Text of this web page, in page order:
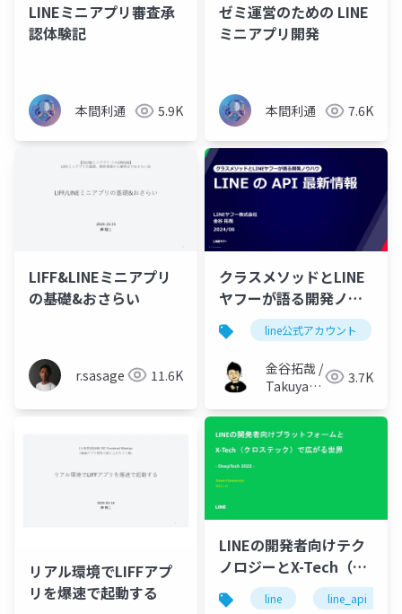
LINEミニアプリ審査承
認体験記
本間利通 5.9K
ゼミ運営のための LINE
ミニアプリ開発
本間利通 7.6K
LIFF&LINEミニアプリ
の基礎&おさらい
r.sasage 11.6K
クラスメソッドとLINE
ヤフーが語る開発ノウ
ハウ - LINE の API 最新
情報
line公式アカウント
金谷拓哉 /
Takuya
3.7K
リアル環境でLIFFアプ
リを爆速で起動する
LINEの開発者向けテク
ノロジーとX-Tech（ク
ロステック）で広がる
世界
line line_api